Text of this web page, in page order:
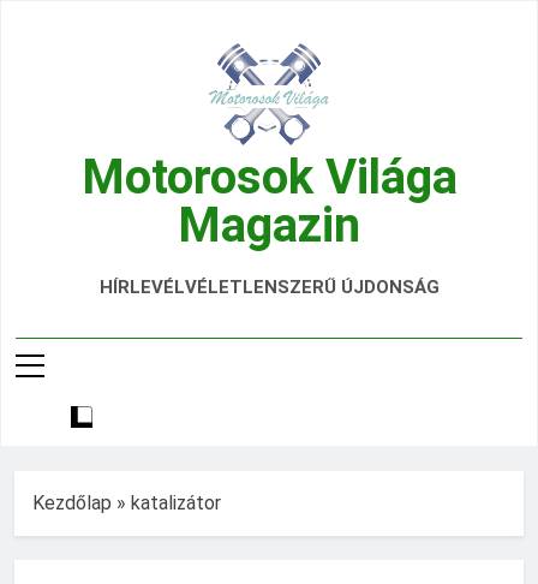
Motorosok Világa
Magazin
Hírek, Tesztek, Élmények Egy Helyen!
HÍRLEVÉLVÉLETLENSZERŰ ÚJDONSÁG
Kezdőlap » katalizátor